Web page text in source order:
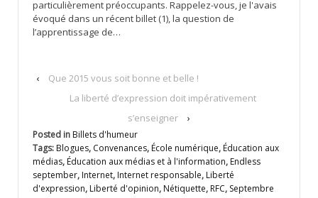
particulièrement préoccupants. Rappelez-vous, je l'avais
évoqué dans un récent billet (1), la question de
l’apprentissage de…
‹
Que 2015 vous soit bonne et belle !
La liberté d’expression doit impérativement
s’enseigner
›
Posted in Billets d'humeur
Tags: Blogues, Convenances, École numérique, Éducation aux
médias, Éducation aux médias et à l'information, Endless
september, Internet, Internet responsable, Liberté
d'expression, Liberté d'opinion, Nétiquette, RFC, Septembre